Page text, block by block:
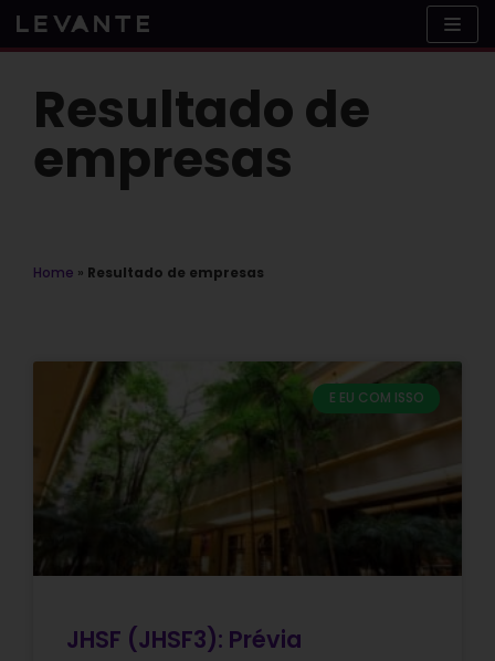
Skip
to
Resultado de
empresas
Home » Resultado de empresas
E EU COM ISSO
JHSF (JHSF3): Prévia